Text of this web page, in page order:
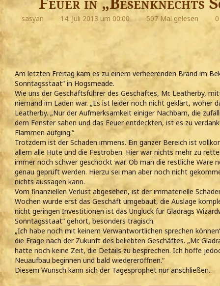
sasyan 14. Juli 2013 um 00:00 507 Mal gelesen
Am letzten Freitag kam es zu einem verheerenden Brand im
Sonntagsstaat“ in Hogsmeade.
Wie uns der Geschäftsführer des Geschäftes, Mr. Leatherby,
niemand im Laden war. „Es ist leider noch nicht geklärt, woher
Leatherby. „Nur der Aufmerksamkeit einiger Nachbarn, die
dem Fenster sahen und das Feuer entdeckten, ist es zu
Flammen aufging.“
Trotzdem ist der Schaden immens. Ein ganzer Bereich ist
allem alle Hüte und die Festroben. Hier war nichts mehr zu
immer noch schwer geschockt war. Ob man die restliche Ware
genau geprüft werden. Hierzu sei man aber noch nicht
nichts aussagen kann.
Vom finanziellen Verlust abgesehen, ist der immaterielle
Wochen wurde erst das Geschäft umgebaut, die Auslage
nicht geringen Investitionen ist das Unglück für Gladrags
Sonntagsstaat“ gehört, besonders tragisch.
„Ich habe noch mit keinem Verwantwortlichen sprechen
die Frage nach der Zukunft des beliebten Geschäftes. „Mr.
hatte noch keine Zeit, die Details zu besprechen. Ich hoffe
Neuaufbau beginnen und bald wiedereröffnen.“
Diesem Wunsch kann sich der Tagesprophet nur anschließen.